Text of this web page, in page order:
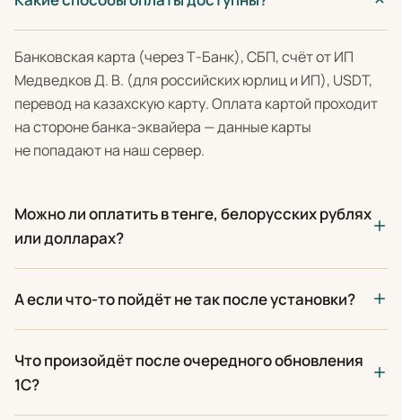
Банковская карта (через Т-Банк), СБП, счёт от ИП
Медведков Д. В. (для российских юрлиц и ИП), USDT,
перевод на казахскую карту. Оплата картой проходит
на стороне банка-эквайера — данные карты
не попадают на наш сервер.
Можно ли оплатить в тенге, белорусских рублях
или долларах?
А если что-то пойдёт не так после установки?
Что произойдёт после очередного обновления
1С?